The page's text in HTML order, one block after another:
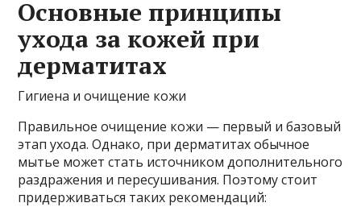
Основные принципы
ухода за кожей при
дерматитах
Гигиена и очищение кожи
Правильное очищение кожи — первый и базовый
этап ухода. Однако, при дерматитах обычное
мытье может стать источником дополнительного
раздражения и пересушивания. Поэтому стоит
придерживаться таких рекомендаций: